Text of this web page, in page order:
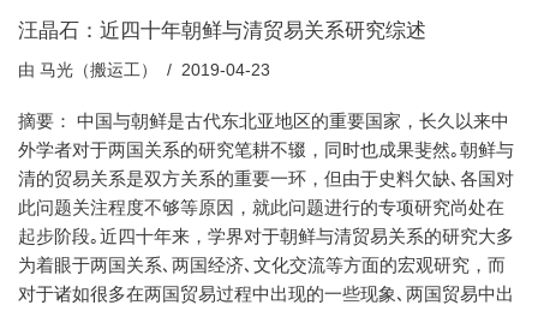
汪晶石：近四十年朝鲜与清贸易关系研究综述
由 马光（搬运工） 2019-04-23
摘要： 中国与朝鲜是古代东北亚地区的重要国家，长久以来中
外学者对于两国关系的研究笔耕不辍，同时也成果斐然｡朝鲜与
清的贸易关系是双方关系的重要一环，但由于史料欠缺､各国对
此问题关注程度不够等原因，就此问题进行的专项研究尚处在
起步阶段｡近四十年来，学界对于朝鲜与清贸易关系的研究大多
为着眼于两国关系､两国经济､文化交流等方面的宏观研究，而
对于诸如很多在两国贸易过程中出现的一些现象､两国贸易中出